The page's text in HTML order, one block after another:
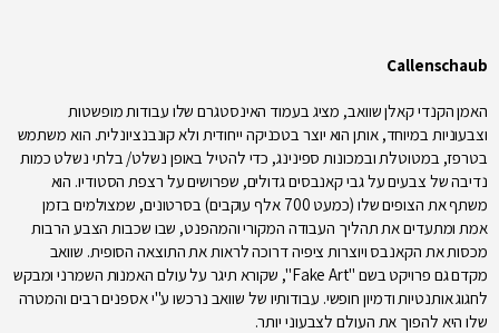
Callenschaub
האמן הקנדי קאלן שוואב, מציג בעמוד האינסטגרם שלו עבודות מופשטות
וצבעוניות במיוחד, אותן הוא יוצר בטכניקה ייחודית ולא קונבנציונלית. הוא משתמש
בטרפז, במטוטלת ובמכונות ספינינג, כדי להטיל באופן נשלט/ בלתי נשלט כמות
נדיבה של צבעים על גבי קאנבסים גדולים, שפרושים על רצפת הסטודיו. הוא
משתף את הצופים שלו (כמעט 700 אלף עוקבים) בסרטונים, שמצולמים בזמן
אמת ומתעדים את תהליך העבודה המקורי והמהפנט, שבו שכבות הצבע הרבות
מכסות את הקאנבס ויוצרות ציפיה דרוכה לראות את התוצאה הסופית. שוואב
מקדם גם פרויקט בשם "Fake Art", שקורא תיגר על עולם האמנות השמרני ומבקש
לחגוג אותנטיות ודמיון חופשי. עבודותיו של שוואב נרכשו ע"י אספנים רבים והמטרה
שלו היא להפוך את העולם לצבעוני יותר.